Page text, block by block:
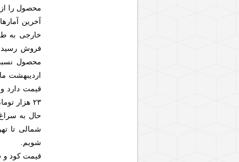
محصول را
آخرین
فروش
۲۳ هزار تومان در سال گذشته به بالای ۲۷ هزار تومان رسیده است.
حال به
شمالی تا
شویم.
قیمت کود